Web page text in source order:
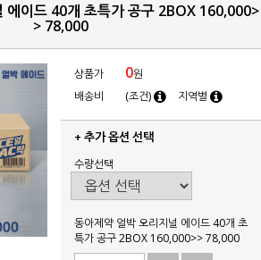
에이드 40개 초특가 공구 2BOX 160,000>
> 78,000
상품가 0원
배송비
(조건) 지역별
+ 추가 옵션 선택
수량선택
동아제약 얼박 오리지널 에이드 40개 초
특가 공구 2BOX 160,000>> 78,000